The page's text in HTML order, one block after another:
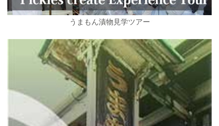
うまもん漬物見学ツアー